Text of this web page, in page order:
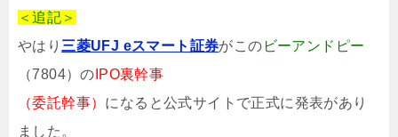
＜追記＞
やはり 三菱UFJ eスマート証券がこの ビーアンドピー
（7804）の IPO裏幹事
（委託幹事） になると公式サイトで正式に発表があり
ました。